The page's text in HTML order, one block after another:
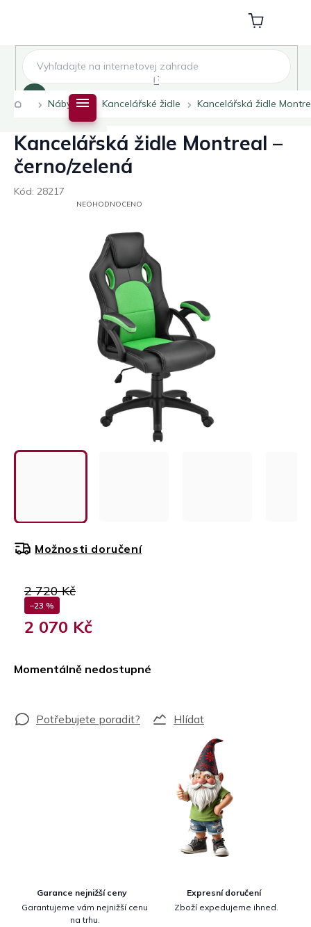
Nákupní
košík
DomůNábytek Kancelářské židle Kancelářská židle
Kancelářská židle Montreal –
černo/zelená
Kód: 28217
PRŮMĚRNÉNEOHODNOCENO
2 720 Kč
–23 %
2 070 Kč
Momentálně nedostupné
Možnosti doručení
Hlídat
Garance nejnižší ceny
Garantujeme vám nejnižší cenu
na trhu.
Expresní doručení
Zboží expedujeme ihned.